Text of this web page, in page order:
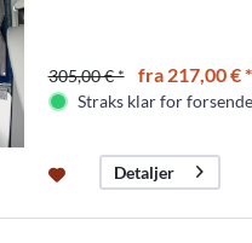
305,00 € * fra 217,00 € *
Straks klar for
Detaljer